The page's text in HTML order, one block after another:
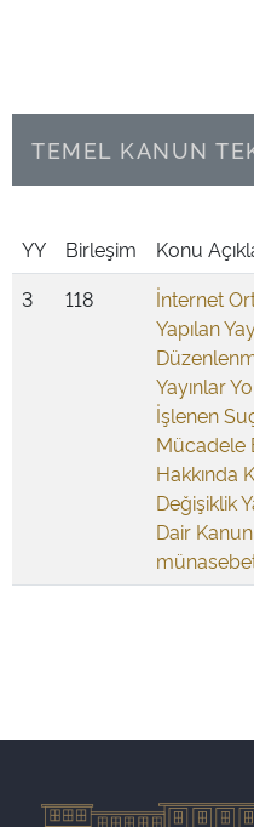
TEMEL KANUN
YY Birleşim Konu
3
118
İnternet
Yapılan
Yayınlar
İşlenen
Mücadele
Hakkında
Değişiklik
Dair